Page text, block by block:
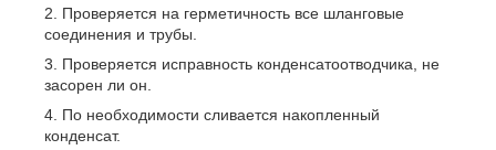
Проверяется на герметичность все шланговые
соединения и трубы.
Проверяется исправность конденсатоотводчика, не
засорен ли он.
По необходимости сливается накопленный
конденсат.